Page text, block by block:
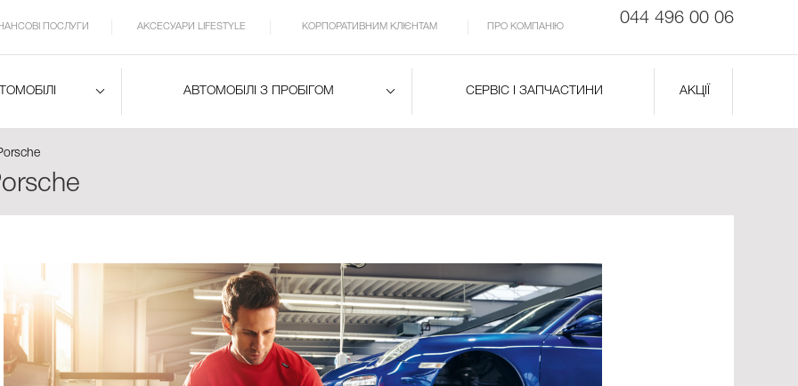
044 496 00 06
ПОСЛУГИ АКСЕСУАРИ LIFESTYLE КОРПОРАТИВНИМ КЛІЄНТАМ ПРО КОМПАНІЮ
АВТОМОБІЛІ З ПРОБІГОМ СЕРВІС І ЗАПЧАСТИНИ АКЦІЇ